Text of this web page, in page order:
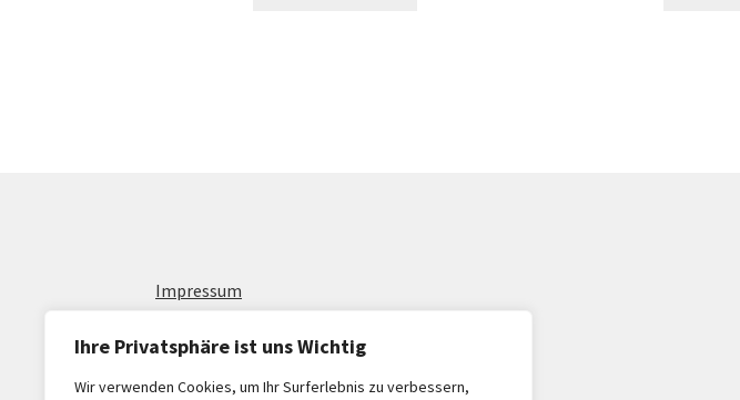
Ihre Privatsphäre ist uns Wichtig
Wir verwenden Cookies, um Ihr Surferlebnis zu verbessern,
Impressum
Allgemeine Geschäftsbedingungen
AGB Für Dienstleistungen und Werbeschaltungen